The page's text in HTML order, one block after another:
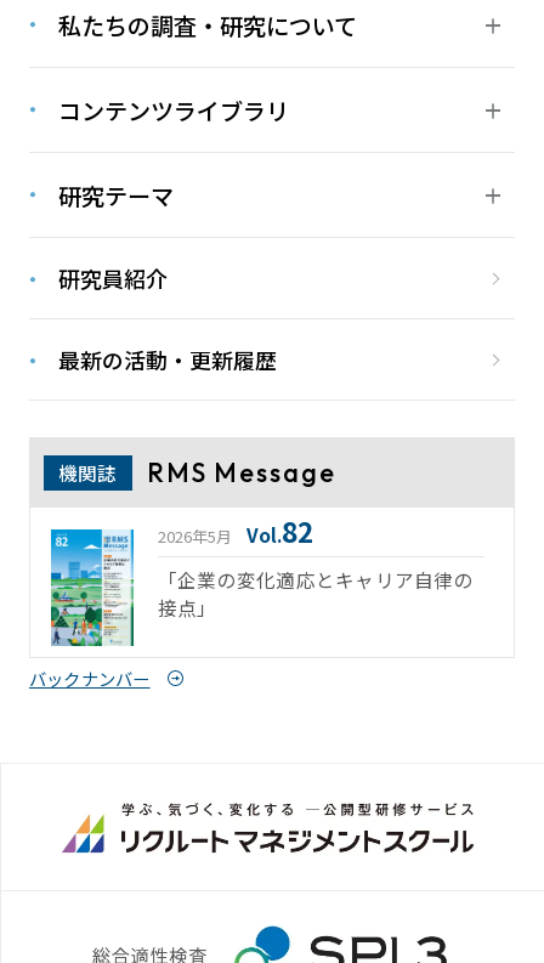
私たちの調査・研究について
コンテンツライブラリ
研究テーマ
研究員紹介
最新の活動・更新履歴
機関誌 RMS Message
「企業の変化適応とキャリア自律の
接点」
2026年5月 Vol.82
バックナンバー